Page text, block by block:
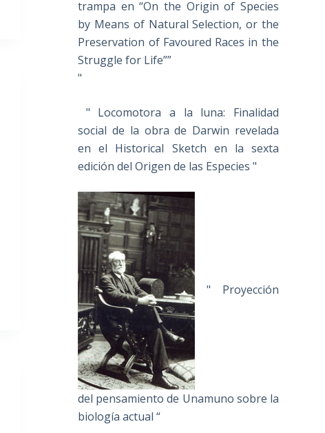
trampa en “On the Origin of Species
by Means of Natural Selection, or the
Preservation of Favoured Races in the
Struggle for Life””
"
" Locomotora a la luna: Finalidad
social de la obra de Darwin revelada
en el Historical Sketch en la sexta
edición del Origen de las Especies "
" Proyección
del pensamiento de Unamuno sobre la
biología actual “